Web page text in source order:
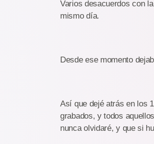
Varios desacuerdos con
mismo día.
Desde ese momento
Así que dejé atrás en los
grabados, y todos
nunca olvidaré, y que si